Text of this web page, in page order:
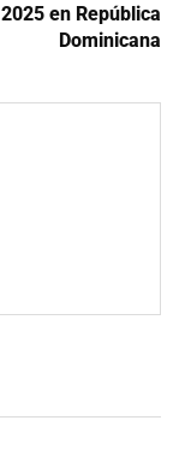
2025 en República
Dominicana